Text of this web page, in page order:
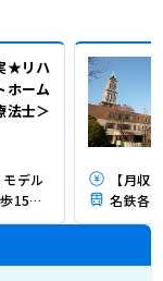
★リハ
ホーム
法士＞
デル
ＪＲ東海道本線(熱海－米原)「西岐阜駅」（徒歩15分）
【月収
名鉄各